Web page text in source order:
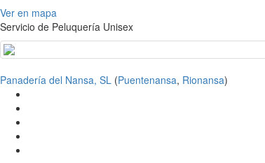
Ver en mapa
Servicio de Peluquería Unisex
Panadería del Nansa, SL (Puentenansa, Rionansa)